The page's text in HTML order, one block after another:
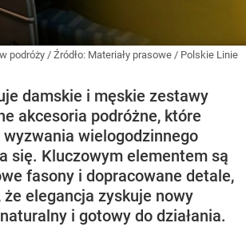
podróży / Źródło: Materiały prasowe / Polskie Linie
damskie i męskie zestawy
akcesoria podróżne, które
wielogodzinnego
się. Kluczowym elementem są
fasony i dopracowane detale,
elegancja zyskuje nowy
i gotowy do działania.